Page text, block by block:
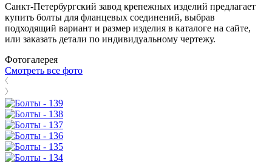
Санкт-Петербургский завод крепежных изделий предлагает
купить болты для фланцевых соединений, выбрав
подходящий вариант и размер изделия в каталоге на сайте,
или заказать детали по индивидуальному чертежу.
Фотогалерея
Смотреть все фото